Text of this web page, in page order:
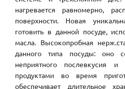
нагревается равномерно,
поверхности. Новая
готовить в данной посуде,
масла. Высокопробная
данного типа посуды: оно
неприятного послевкусия
продуктами во время
обеспечивает длительное